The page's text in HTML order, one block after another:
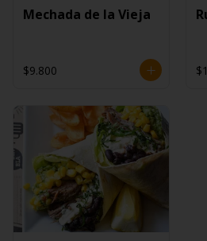
Mechada de la Vieja
$9.800